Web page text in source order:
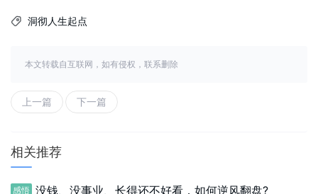
 洞彻人生起点
本文转载自互联网，如有侵权，联系删除
上一篇 下一篇
相关推荐
感悟 没钱、没事业、长得还不好看，如何逆风翻盘?